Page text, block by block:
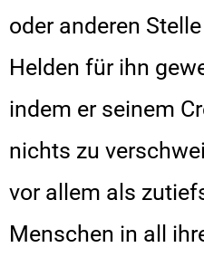
oder anderen
Helden für ihn
indem er seinem
nichts zu
vor allem als
Menschen in all